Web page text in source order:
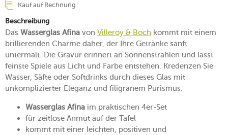
Kauf auf Rechnung
Beschreibung
Das Wasserglas Afina von Villeroy & Boch kommt mit einem
brillierenden Charme daher, der Ihre Getränke sanft
untermalt. Die Gravur erinnert an Sonnenstrahlen und lässt
feinste Spiele aus Licht und Farbe entstehen. Kredenzen Sie
Wasser, Säfte oder Softdrinks durch dieses Glas mit
unkomplizierter Eleganz und filigranem Purismus.
Wasserglas Afina im praktischen 4er-Set
für zeitlose Anmut auf der Tafel
kommt mit einer leichten, positiven und